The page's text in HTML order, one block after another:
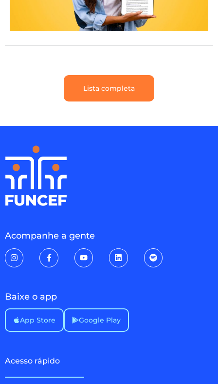
Lista completa
Acompanhe a gente
Baixe o app
App Store Google Play
Acesso rápido